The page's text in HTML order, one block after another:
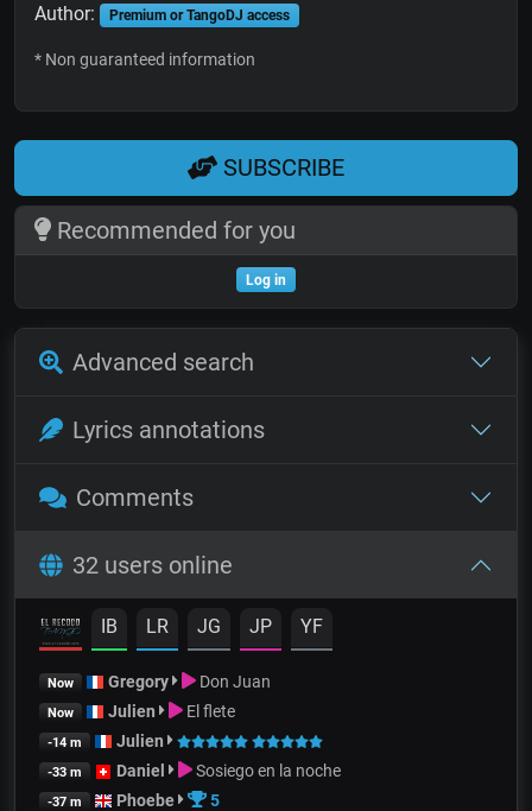
Author: Premium or TangoDJ access
* Non guaranteed information
SUBSCRIBE
Recommended for you
Log in
Advanced search
Lyrics annotations
Comments
32 users online
IB LR JG JP YF
Now Gregory Don Juan
Now Julien El flete
-14 m Julien
-33 m Daniel Sosiego en la noche
-37 m Phoebe 5